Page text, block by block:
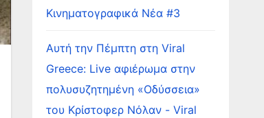
Κινηματογραφικά Νέα #3
Αυτή την Πέμπτη στη Viral
Greece: Live αφιέρωμα στην
πολυσυζητημένη «Οδύσσεια»
του Κρίστοφερ Νόλαν - Viral